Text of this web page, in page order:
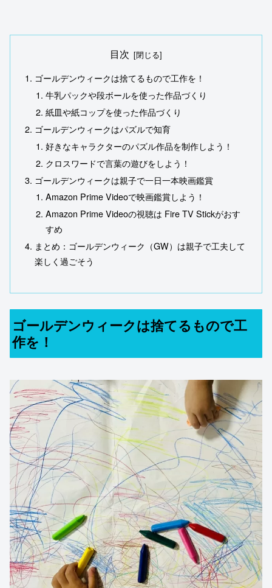
目次
ゴールデンウィークは捨てるもので工作を！
牛乳パックや段ボールを使った作品づくり
紙皿や紙コップを使った作品づくり
ゴールデンウィークはパズルで知育
好きなキャラクターのパズル作品を制作しよう！
クロスワードで言葉の遊びをしよう！
ゴールデンウィークは親子で一日一本映画鑑賞
Amazon Prime Videoで映画鑑賞しよう！
Amazon Prime Videoの視聴は Fire TV Stickがおす
すめ
まとめ：ゴールデンウィーク（GW）は親子で工夫して
楽しく過ごそう
ゴールデンウィークは捨てるもので工
作を！